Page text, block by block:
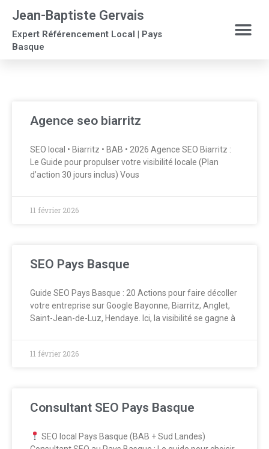
Jean-Baptiste Gervais
Expert Référencement Local | Pays
Basque
Agence seo biarritz
SEO local • Biarritz • BAB • 2026 Agence SEO Biarritz :
Le Guide pour propulser votre visibilité locale (Plan
d’action 30 jours inclus) Vous
11 février 2026
SEO Pays Basque
Guide SEO Pays Basque : 20 Actions pour faire décoller
votre entreprise sur Google Bayonne, Biarritz, Anglet,
Saint-Jean-de-Luz, Hendaye. Ici, la visibilité se gagne à
11 février 2026
Consultant SEO Pays Basque
SEO local Pays Basque (BAB + Sud Landes)